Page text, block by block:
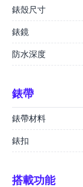
錶殼尺寸
錶鏡
防水深度
錶帶
錶帶材料
錶扣
搭載功能